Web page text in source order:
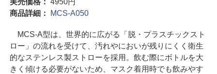
商品詳細：
MCS-A050
MCS-A型は、世界的に広がる「脱・プラスチックスト
ロー」の流れを受けて、汚れやにおいが残りにくく衛生
的なステンレス製ストローを採用。飲む際にボトルを大
きく傾ける必要がないため、マスク着用時でも飲みやす